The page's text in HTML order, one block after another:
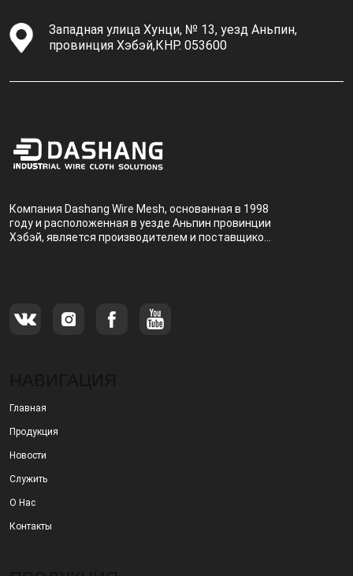
Западная улица Хунци, № 13, уезд Аньпин,
провинция Хэбэй,КНР. 053600
Компания Dashang Wire Mesh, основанная в 1998
году и расположенная в уезде Аньпин провинции
Хэбэй, является производителем и поставщиком,
Главная
Продукция
Новости
Служить
О Нас
Контакты